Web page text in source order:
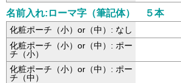
名前入れ:ローマ字（筆記体） ５本
化粧ポーチ（小）or（中）: なし
化粧ポーチ（小）or（中）: ポー
チ（小）
化粧ポーチ（小）or（中）: ポー
チ（中）